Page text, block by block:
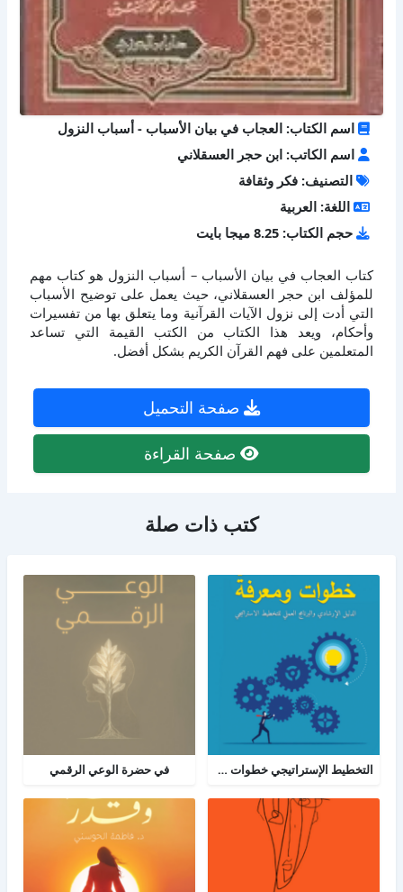
اسم الكتاب: العجاب في بيان الأسباب - أسباب النزول
اسم الكاتب: ابن حجر العسقلاني
التصنيف: فكر وثقافة
اللغة: العربية
حجم الكتاب: 8.25 ميجا بايت
كتاب العجاب في بيان الأسباب – أسباب النزول هو كتاب مهم
للمؤلف ابن حجر العسقلاني، حيث يعمل على توضيح الأسباب
التي أدت إلى نزول الآيات القرآنية وما يتعلق بها من تفسيرات
وأحكام، ويعد هذا الكتاب من الكتب القيمة التي تساعد
المتعلمين على فهم القرآن الكريم بشكل أفضل.
صفحة التحميل
صفحة القراءة
كتب ذات صلة
التخطيط الإستراتيجي خطوات ومعرفة: الدليل الإرشادي والبرنامج العملي للتخطيط في حضرة الوعي الرقمي